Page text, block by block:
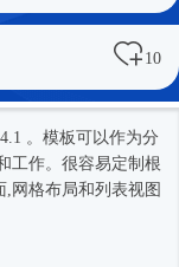
10
。模板可以作为分
工作。很容易定制根
网格布局和列表视图